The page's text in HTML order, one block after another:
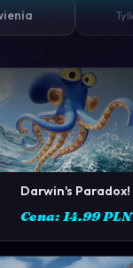
ZOBACZ →
Darwin's Paradox!
Cena: 14.99 PLN